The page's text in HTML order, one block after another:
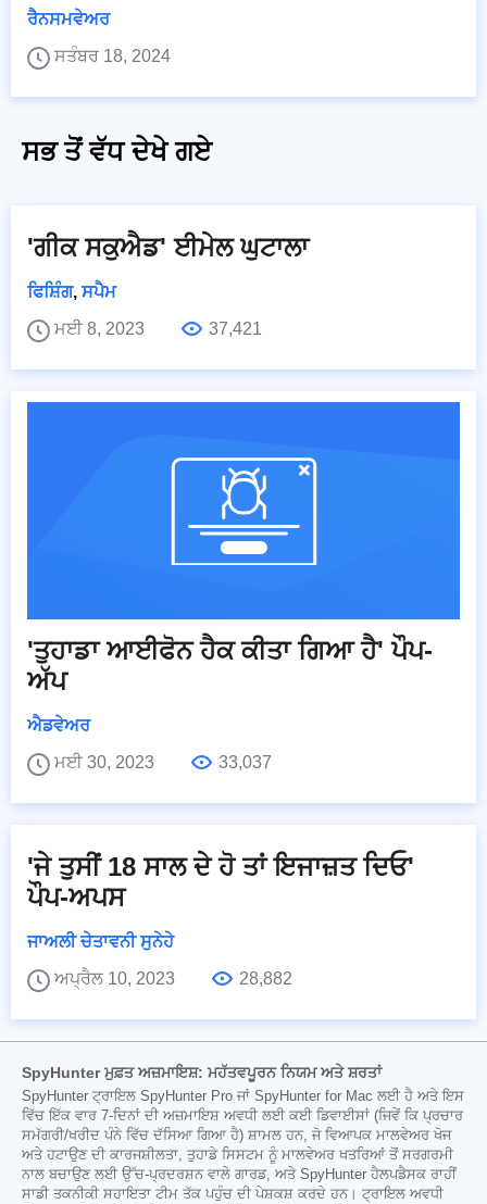
ਰੈਨਸਮਵੇਅਰ
ਸਤੰਬਰ 18, 2024
ਸਭ ਤੋਂ ਵੱਧ ਦੇਖੇ ਗਏ
'ਗੀਕ ਸਕੁਐਡ' ਈਮੇਲ ਘੁਟਾਲਾ
ਫਿਸ਼ਿੰਗ, ਸਪੈਮ
ਮਈ 8, 2023
37,421
'ਤੁਹਾਡਾ ਆਈਫੋਨ ਹੈਕ ਕੀਤਾ ਗਿਆ ਹੈ' ਪੌਪ-
ਅੱਪ
ਐਡਵੇਅਰ
ਮਈ 30, 2023
33,037
'ਜੇ ਤੁਸੀਂ 18 ਸਾਲ ਦੇ ਹੋ ਤਾਂ ਇਜਾਜ਼ਤ ਦਿਓ'
ਪੌਪ-ਅਪਸ
ਜਾਅਲੀ ਚੇਤਾਵਨੀ ਸੁਨੇਹੇ
ਅਪ੍ਰੈਲ 10, 2023
28,882
SpyHunter ਮੁਫ਼ਤ ਅਜ਼ਮਾਇਸ਼: ਮਹੱਤਵਪੂਰਨ ਨਿਯਮ ਅਤੇ ਸ਼ਰਤਾਂ
SpyHunter ਟ੍ਰਾਇਲ SpyHunter Pro ਜਾਂ SpyHunter for Mac ਲਈ ਹੈ ਅਤੇ ਇਸ
ਵਿੱਚ ਇੱਕ ਵਾਰ 7-ਦਿਨਾਂ ਦੀ ਅਜ਼ਮਾਇਸ਼ ਅਵਧੀ ਲਈ ਕਈ ਡਿਵਾਈਸਾਂ (ਜਿਵੇਂ ਕਿ ਪ੍ਰਚਾਰ
ਸਮੱਗਰੀ/ਖਰੀਦ ਪੰਨੇ ਵਿੱਚ ਦੱਸਿਆ ਗਿਆ ਹੈ) ਸ਼ਾਮਲ ਹਨ, ਜੋ ਵਿਆਪਕ ਮਾਲਵੇਅਰ ਖੋਜ
ਅਤੇ ਹਟਾਉਣ ਦੀ ਕਾਰਜਸ਼ੀਲਤਾ, ਤੁਹਾਡੇ ਸਿਸਟਮ ਨੂੰ ਮਾਲਵੇਅਰ ਖਤਰਿਆਂ ਤੋਂ ਸਰਗਰਮੀ
ਨਾਲ ਬਚਾਉਣ ਲਈ ਉੱਚ-ਪ੍ਰਦਰਸ਼ਨ ਵਾਲੇ ਗਾਰਡ, ਅਤੇ SpyHunter ਹੈਲਪਡੈਸਕ ਰਾਹੀਂ
ਸਾਡੀ ਤਕਨੀਕੀ ਸਹਾਇਤਾ ਟੀਮ ਤੱਕ ਪਹੁੰਚ ਦੀ ਪੇਸ਼ਕਸ਼ ਕਰਦੇ ਹਨ। ਟ੍ਰਾਇਲ ਅਵਧੀ